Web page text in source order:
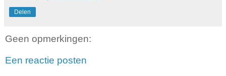
Delen
Geen opmerkingen:
Een reactie posten